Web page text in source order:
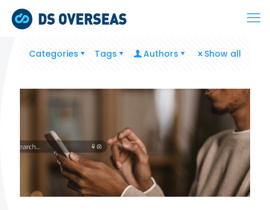
Categories Tags Authors Show all